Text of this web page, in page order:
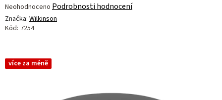
Průměrné
hodnocení
produktu
z 5
hvězdiček.
Neohodnoceno Podrobnosti hodnocení
Značka: Wilkinson
Kód: 7254
více za méně